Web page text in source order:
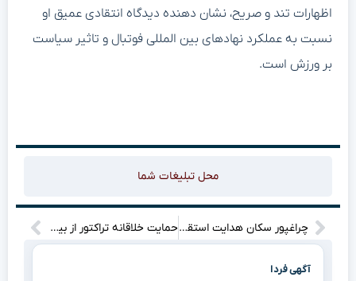
اظهارات تند و صریح، نشان دهنده دیدگاه انتقادی عمیق او
نسبت به عملکرد نهادهای بین المللی فوتبال و تاثیر سیاست
بر ورزش است.
محل تبلیغات شما
چراغپور سکان هدایت استقلال را بر عهده گرفت حمایت خلاقانه تراکتور از بیرانوند: پوستری که وایرال شد!
آگهی فردا